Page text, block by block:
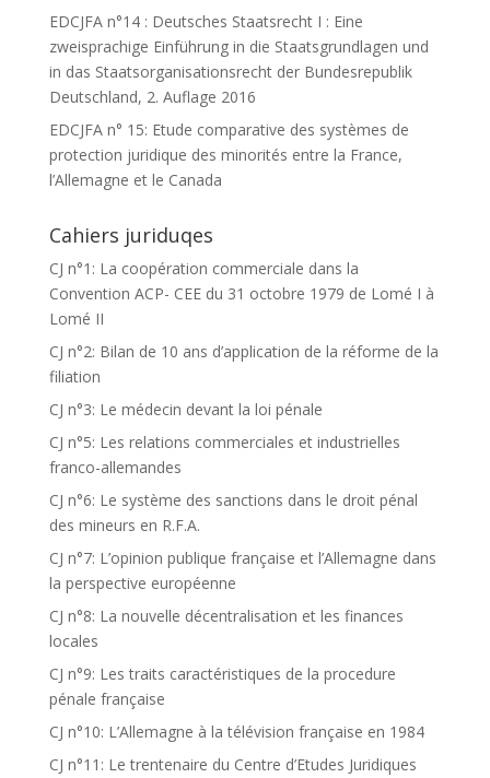
EDCJFA n°14 : Deutsches Staatsrecht I : Eine
zweisprachige Einführung in die Staatsgrundlagen und
in das Staatsorganisationsrecht der Bundesrepublik
Deutschland, 2. Auflage 2016
EDCJFA n° 15: Etude comparative des systèmes de
protection juridique des minorités entre la France,
l’Allemagne et le Canada
Cahiers juriduqes
CJ n°1: La coopération commerciale dans la
Convention ACP- CEE du 31 octobre 1979 de Lomé I à
Lomé II
CJ n°2: Bilan de 10 ans d’application de la réforme de la
filiation
CJ n°3: Le médecin devant la loi pénale
CJ n°5: Les relations commerciales et industrielles
franco-allemandes
CJ n°6: Le système des sanctions dans le droit pénal
des mineurs en R.F.A.
CJ n°7: L’opinion publique française et l’Allemagne dans
la perspective européenne
CJ n°8: La nouvelle décentralisation et les finances
locales
CJ n°9: Les traits caractéristiques de la procedure
pénale française
CJ n°10: L’Allemagne à la télévision française en 1984
CJ n°11: Le trentenaire du Centre d’Etudes Juridiques